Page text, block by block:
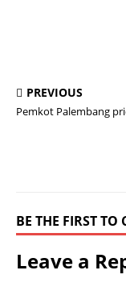
PREVIOUS
Pemkot Palembang
BE THE FIRST TO
Leave a